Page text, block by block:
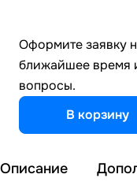
Оформите заявку
ближайшее время
вопросы.
В корзину
Описание